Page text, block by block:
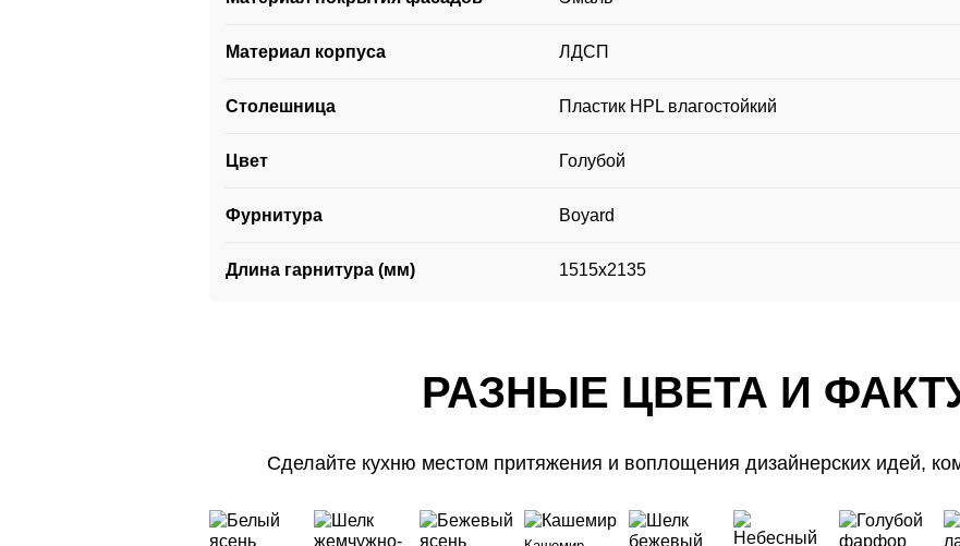
Материал корпуса ЛДСП
Столешница Пластик HPL влагостойкий
Цвет Голубой
Фурнитура Boyard
Длина гарнитура (мм) 1515х2135
РАЗНЫЕ ЦВЕТА И
Сделайте кухню местом притяжения и воплощения дизайнерских идей,
РАЗНЫЕ ЦВЕТА И
Записаться
Вызвать
СКИДКА 10%